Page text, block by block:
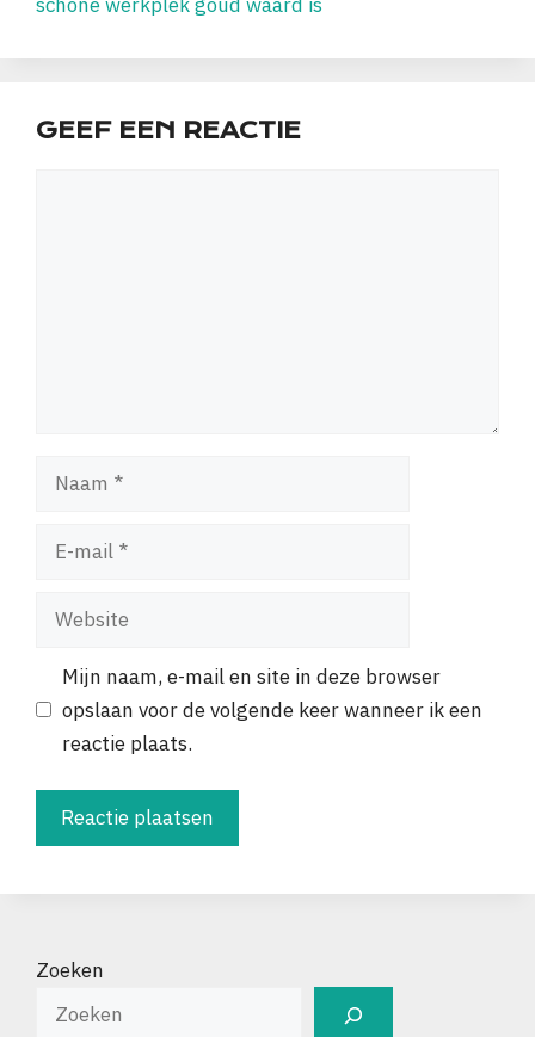
GEEF EEN REACTIE
Naam
Website
Mijn naam, e-mail en site in deze browser
opslaan voor de volgende keer wanneer ik een
reactie plaats.
Zoeken